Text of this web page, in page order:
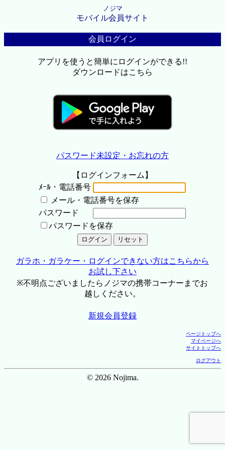
ノジマ
モバイル会員サイト
会員ログイン
アプリを使うと簡単にログインができる!!
ダウンロードはこちら
パスワード未設定・お忘れの方
【ログインフォーム】
ﾒｰﾙ・電話番号
メール・電話番号を保存
パスワード
パスワードを保存
ガラホ・ガラケー・ログインできない方はこちらから
お試し下さい
※不明点ございましたらノジマの携帯コーナーまでお
越しください。
新規会員登録
ページトップへ
マイページへ
サイトトップへ
ログアウト
© 2026 Nojima.